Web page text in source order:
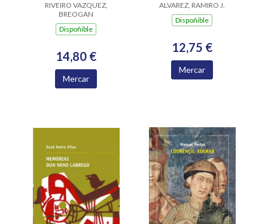
PREMIO RAIÑA LUPA
2004)
RIVEIRO VAZQUEZ,
BREOGAN
Dispoñible
14,80 €
Mercar
ALVAREZ, RAMIRO J.
Dispoñible
12,75 €
Mercar